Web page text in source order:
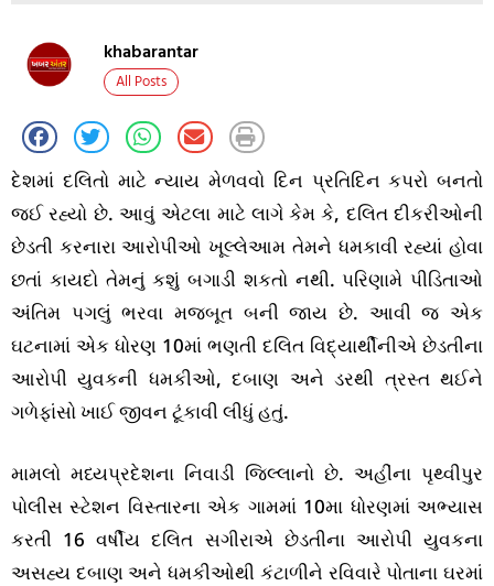
khabarantar
All Posts
દેશમાં દલિતો માટે ન્યાય મેળવવો દિન પ્રતિદિન કપરો બનતો
જઈ રહ્યો છે. આવું એટલા માટે લાગે કેમ કે, દલિત દીકરીઓની
છેડતી કરનારા આરોપીઓ ખૂલ્લેઆમ તેમને ધમકાવી રહ્યાં હોવા
છતાં કાયદો તેમનું કશું બગાડી શકતો નથી. પરિણામે પીડિતાઓ
અંતિમ પગલું ભરવા મજબૂત બની જાય છે. આવી જ એક
ઘટનામાં એક ધોરણ 10માં ભણતી દલિત વિદ્યાર્થીનીએ છેડતીના
આરોપી યુવકની ધમકીઓ, દબાણ અને ડરથી ત્રસ્ત થઈને
ગળેફાંસો ખાઈ જીવન ટૂંકાવી લીધું હતું.
મામલો મધ્યપ્રદેશના નિવાડી જિલ્લાનો છે. અહીંના પૃથ્વીપુર
પોલીસ સ્ટેશન વિસ્તારના એક ગામમાં 10મા ધોરણમાં અભ્યાસ
કરતી 16 વર્ષીય દલિત સગીરાએ છેડતીના આરોપી યુવકના
અસહ્ય દબાણ અને ધમકીઓથી કંટાળીને રવિવારે પોતાના ઘરમાં